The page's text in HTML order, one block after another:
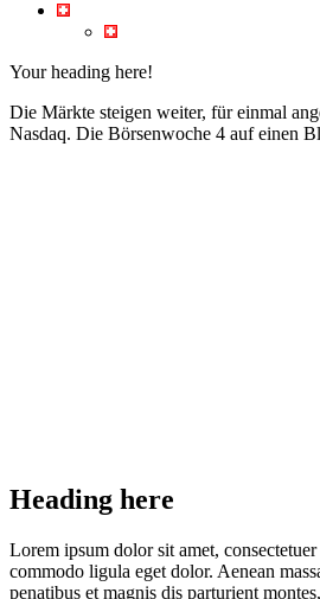
Your heading here!
Die Märkte steigen weiter, für einmal
Nasdaq. Die Börsenwoche 4 auf einen
Heading here
Lorem ipsum dolor sit amet,
commodo ligula eget dolor. Aenean
penatibus et magnis dis parturient